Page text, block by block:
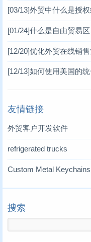
[03/13]外贸中什么是授
[01/24]什么是自由贸易
[12/20]优化外贸在线销
[12/13]如何使用美国的
友情链接
外贸客户开发软件
refrigerated trucks
Custom Metal Keychains
搜索